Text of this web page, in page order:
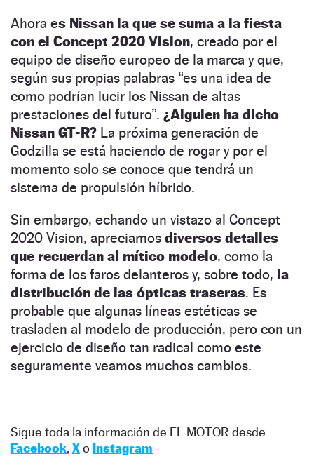
Ahora es Nissan la que se suma a la fiesta
con el Concept 2020 Vision, creado por el
equipo de diseño europeo de la marca y que,
según sus propias palabras “es una idea de
como podrían lucir los Nissan de altas
prestaciones del futuro”. ¿Alguien ha dicho
Nissan GT-R? La próxima generación de
Godzilla se está haciendo de rogar y por el
momento solo se conoce que tendrá un
sistema de propulsión híbrido.
Sin embargo, echando un vistazo al Concept
2020 Vision, apreciamos diversos detalles
que recuerdan al mítico modelo, como la
forma de los faros delanteros y, sobre todo, la
distribución de las ópticas traseras. Es
probable que algunas líneas estéticas se
trasladen al modelo de producción, pero con un
ejercicio de diseño tan radical como este
seguramente veamos muchos cambios.
Sigue toda la información de EL MOTOR desde
Facebook, Xo Instagram